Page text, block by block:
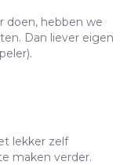
doen, hebben we
Dan liever eigen
lekker zelf
maken verder.